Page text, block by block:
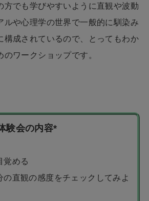
方でも学びやすいように直観や波動
ルや心理学の世界で一般的に馴染み
構成されているので、とってもわか
のワークショップです。
験会の内容*
覚める
の直観の感度をチェックしてみよ